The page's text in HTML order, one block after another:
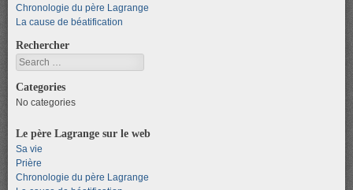
Chronologie du père Lagrange
La cause de béatification
Rechercher
Search
Categories
No categories
Le père Lagrange sur le web
Sa vie
Prière
Chronologie du père Lagrange